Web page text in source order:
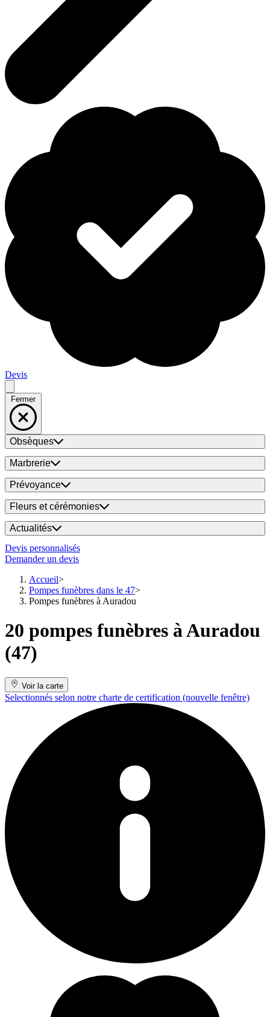
Devis
Fermer
Obsèques
Marbrerie
Prévoyance
Fleurs et cérémonies
Actualités
Devis personnalisés
Demander un devis
Accueil
Pompes funèbres dans le 47
Pompes funèbres à Auradou
20 pompes funèbres à Auradou
(47)
Voir la carte
Selectionnés selon notre charte de certification (nouvelle fenêtre)